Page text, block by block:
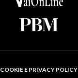
COOKIE E PRIVACY POLICY